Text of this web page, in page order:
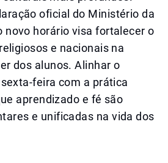
oficial do Ministério da
novo horário visa fortalecer o
e nacionais na
dos alunos. Alinhar o
feira com a prática
aprendizado e fé são
e unificadas na vida dos